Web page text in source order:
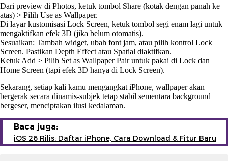
Dari preview di Photos, ketuk tombol Share (kotak dengan panah ke
atas) > Pilih Use as Wallpaper.
Di layar kustomisasi Lock Screen, ketuk tombol segi enam lagi untuk
mengaktifkan efek 3D (jika belum otomatis).
Sesuaikan: Tambah widget, ubah font jam, atau pilih kontrol Lock
Screen. Pastikan Depth Effect atau Spatial diaktifkan.
Ketuk Add > Pilih Set as Wallpaper Pair untuk pakai di Lock dan
Home Screen (tapi efek 3D hanya di Lock Screen).
Sekarang, setiap kali kamu mengangkat iPhone, wallpaper akan
bergerak secara dinamis-subjek tetap stabil sementara background
bergeser, menciptakan ilusi kedalaman.
Baca juga:
iOS 26 Rilis: Daftar iPhone, Cara Download & Fitur Baru